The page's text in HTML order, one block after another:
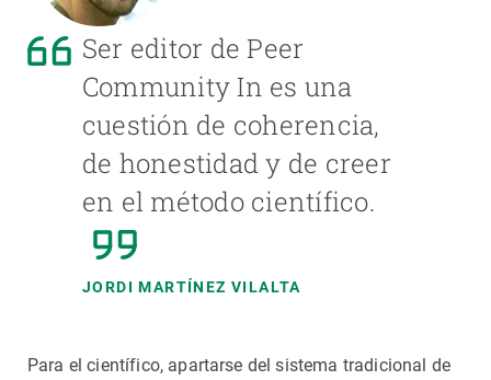
Ser editor de Peer
Community In es una
cuestión de coherencia,
de honestidad y de creer
en el método científico.
JORDI MARTÍNEZ VILALTA
Para el científico, apartarse del sistema tradicional de